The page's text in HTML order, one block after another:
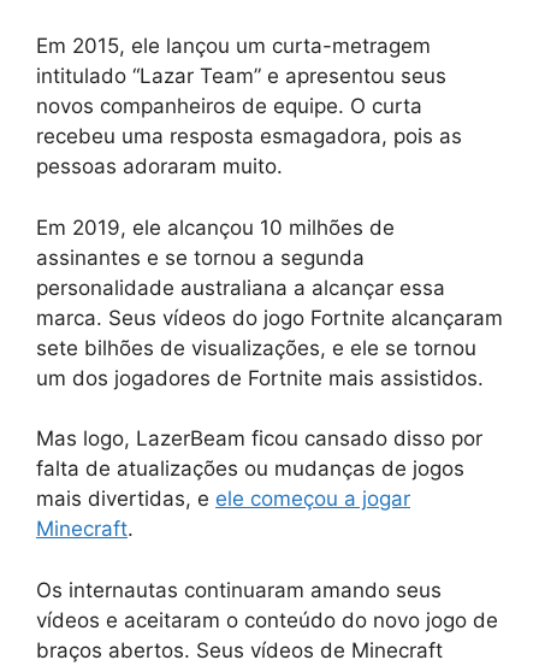
Em 2015, ele lançou um curta-metragem
intitulado “Lazar Team” e apresentou seus
novos companheiros de equipe. O curta
recebeu uma resposta esmagadora, pois as
pessoas adoraram muito.
Em 2019, ele alcançou 10 milhões de
assinantes e se tornou a segunda
personalidade australiana a alcançar essa
marca. Seus vídeos do jogo Fortnite alcançaram
sete bilhões de visualizações, e ele se tornou
um dos jogadores de Fortnite mais assistidos.
Mas logo, LazerBeam ficou cansado disso por
falta de atualizações ou mudanças de jogos
mais divertidas, e ele começou a jogar
Minecraft.
Os internautas continuaram amando seus
vídeos e aceitaram o conteúdo do novo jogo de
braços abertos. Seus vídeos de Minecraft